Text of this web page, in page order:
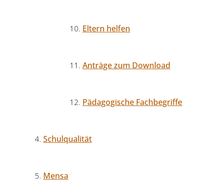
Eltern helfen
Anträge zum Download
Pädagogische Fachbegriffe
Schulqualität
Mensa